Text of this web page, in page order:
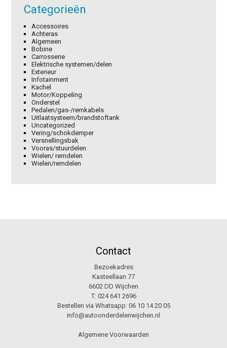
Categorieën
Accessoires
Achteras
Algemeen
Bobine
Carrosserie
Elektrische systemen/delen
Exterieur
Infotainment
Kachel
Motor/Koppeling
Onderstel
Pedalen/gas-/remkabels
Uitlaatsysteem/brandstoftank
Uncategorized
Vering/schokdemper
Versnellingsbak
Vooras/stuurdelen
Wielen/ remdelen
Wielen/remdelen
Contact
Bezoekadres
Kasteellaan 77
6602 DD Wijchen
T: 024 641 2696
Bestellen via Whatsapp: 06 10 14 20 05
info@autoonderdelenwijchen.nl
Algemene Voorwaarden